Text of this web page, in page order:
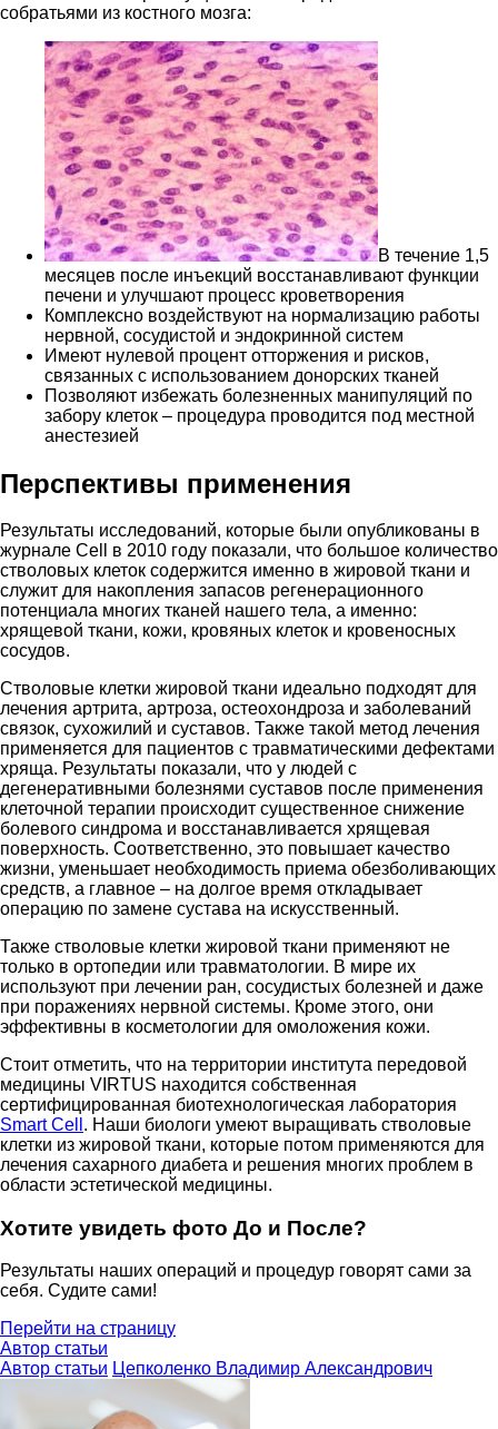
собратьями из костного мозга:
В течение 1,5
месяцев после инъекций восстанавливают функции
печени и улучшают процесс кроветворения
Комплексно воздействуют на нормализацию работы
нервной, сосудистой и эндокринной систем
Имеют нулевой процент отторжения и рисков,
связанных с использованием донорских тканей
Позволяют избежать болезненных манипуляций по
забору клеток – процедура проводится под местной
анестезией
Перспективы применения
Результаты исследований, которые были опубликованы в
журнале Cell в 2010 году показали, что большое количество
стволовых клеток содержится именно в жировой ткани и
служит для накопления запасов регенерационного
потенциала многих тканей нашего тела, а именно:
хрящевой ткани, кожи, кровяных клеток и кровеносных
сосудов.
Стволовые клетки жировой ткани идеально подходят для
лечения артрита, артроза, остеохондроза и заболеваний
связок, сухожилий и суставов. Также такой метод лечения
применяется для пациентов с травматическими дефектами
хряща. Результаты показали, что у людей с
дегенеративными болезнями суставов после применения
клеточной терапии происходит существенное снижение
болевого синдрома и восстанавливается хрящевая
поверхность. Соответственно, это повышает качество
жизни, уменьшает необходимость приема обезболивающих
средств, а главное – на долгое время откладывает
операцию по замене сустава на искусственный.
Также стволовые клетки жировой ткани применяют не
только в ортопедии или травматологии. В мире их
используют при лечении ран, сосудистых болезней и даже
при поражениях нервной системы. Кроме этого, они
эффективны в косметологии для омоложения кожи.
Стоит отметить, что на территории института передовой
медицины VIRTUS находится собственная
сертифицированная биотехнологическая лаборатория
Smart Cell . Наши биологи умеют выращивать стволовые
клетки из жировой ткани, которые потом применяются для
лечения сахарного диабета и решения многих проблем в
области эстетической медицины.
Хотите увидеть фото До и После?
Результаты наших операций и процедур говорят сами за
себя. Судите сами!
Перейти на страницу
Автор статьи
Автор статьи Цепколенко Владимир Александрович